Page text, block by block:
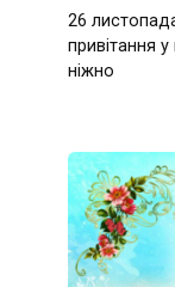
26
привітання
ніжно